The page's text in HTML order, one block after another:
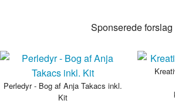
Sponserede forslag
Perledyr - Bog af Anja Takacs inkl.
Kit